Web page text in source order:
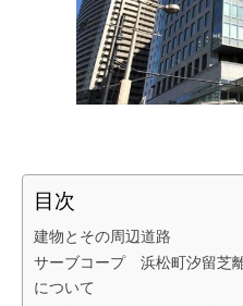
目次
建物とその周辺道路
サーブコープ 浜松町汐留芝
について